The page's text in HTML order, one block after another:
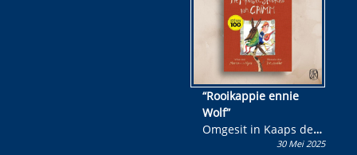
“Rooikappie ennie
Wolf”
Omgesit in Kaaps deur
Olivia M. Coetzee30 Mei 2025